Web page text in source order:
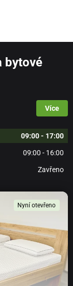
bytové
Více
09:00 - 17:00
09:00 - 16:00
Zavřeno
Nyní otevřeno